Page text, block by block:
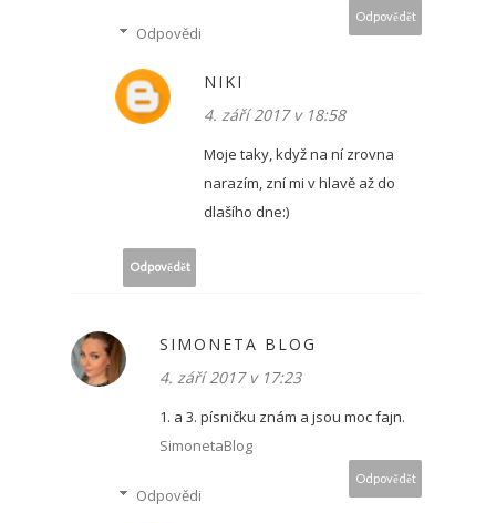
Odpovědět
Odpovědi
NIKI
4. září 2017 v 18:58
Moje taky, když na ní zrovna
narazím, zní mi v hlavě až do
dlašího dne:)
Odpovědět
SIMONETA BLOG
4. září 2017 v 17:23
1. a 3. písničku znám a jsou moc fajn.
SimonetaBlog
Odpovědět
Odpovědi